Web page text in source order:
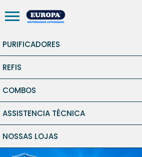
PURIFICADORES
ÁGUA NATURAL
ÁGUA GELADA
FILTROS DE ENTRADA
REFIS
COMBOS
ASSISTENCIA TÉCNICA
NOSSAS LOJAS